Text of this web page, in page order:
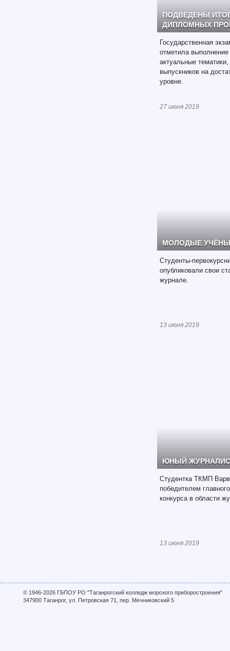
ПОДВЕДЕНЫ
ДИПЛОМНЫХ
Государственная
отметила
актуальные
выпускников на
уровне.
27 июня 2019
МОЛОДЫЕ
Студенты-
опубликовали свои
журнале.
13 июня 2019
ЮНЫЙ
Студентка ТКМП
победителем
конкурса в области
13 июня 2019
© 1946-2026 ГБПОУ РО "Таганрогский колледж морского приборостроения"
347900 Таганрог, ул. Петровская 71, пер. Мечниковский 5